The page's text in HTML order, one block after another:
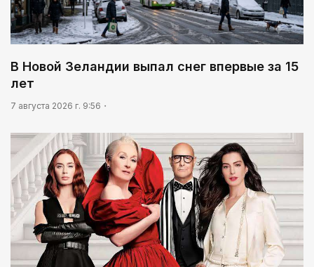
В Новой Зеландии выпал снег впервые за 15
лет
7 августа 2026 г. 9:56